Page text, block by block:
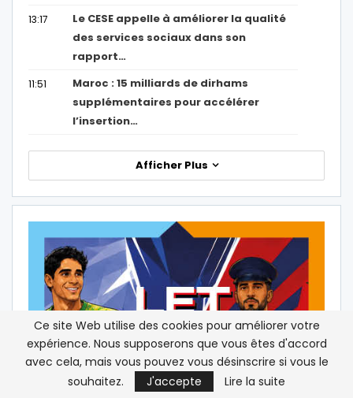
13:17
Le CESE appelle à améliorer la qualité
des services sociaux dans son
rapport…
11:51
Maroc : 15 milliards de dirhams
supplémentaires pour accélérer
l’insertion…
Afficher Plus
Ce site Web utilise des cookies pour améliorer votre
expérience. Nous supposerons que vous êtes d'accord
avec cela, mais vous pouvez vous désinscrire si vous le
souhaitez.
J'accepte Lire la suite